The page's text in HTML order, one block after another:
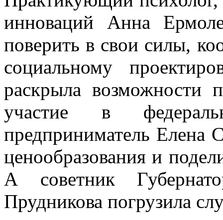
инноваций Анна
поверить в свои силы,
социальному
раскрыла возможности
участие в
предприниматель Елена
ценообразования и
А советник
Прудникова погрузила